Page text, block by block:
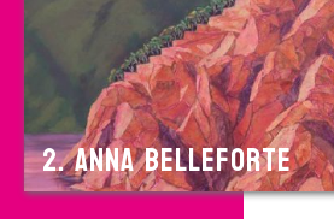
2. Anna Belleforte